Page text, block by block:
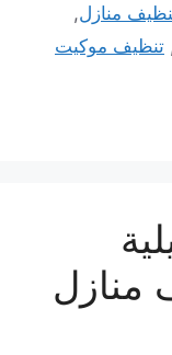
منازل,
تنظيف موكيت
منازل